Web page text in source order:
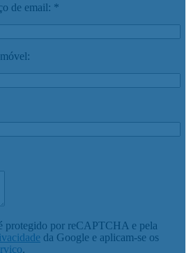
de email: *
protegido por reCAPTCHA e pela
da Google e aplicam-se os
.